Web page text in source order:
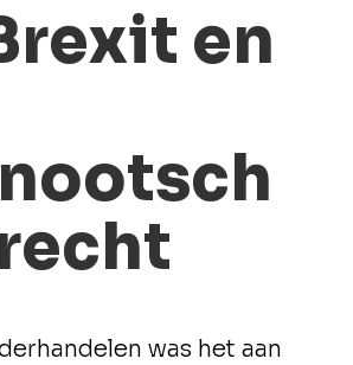
en
was het aan